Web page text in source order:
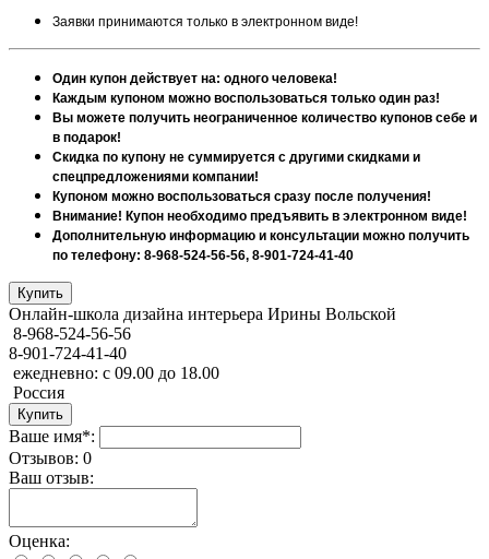
Заявки принимаются только в электронном виде!
Один купон действует на: одного человека!
Каждым купоном можно воспользоваться только один раз!
Вы можете получить неограниченное количество купонов себе и
в подарок!
Скидка по купону не суммируется с другими скидками и
спецпредложениями компании!
Купоном можно воспользоваться сразу после получения!
Внимание! Купон необходимо предъявить в электронном виде!
Дополнительную информацию и консультации можно получить
по телефону: 8-968-524-56-56, 8-901-724-41-40
Онлайн-школа дизайна интерьера Ирины Вольской
8-968-524-56-56
8-901-724-41-40
ежедневно: с 09.00 до 18.00
Россия
Ваше имя*:
Отзывов: 0
Ваш отзыв:
Оценка: